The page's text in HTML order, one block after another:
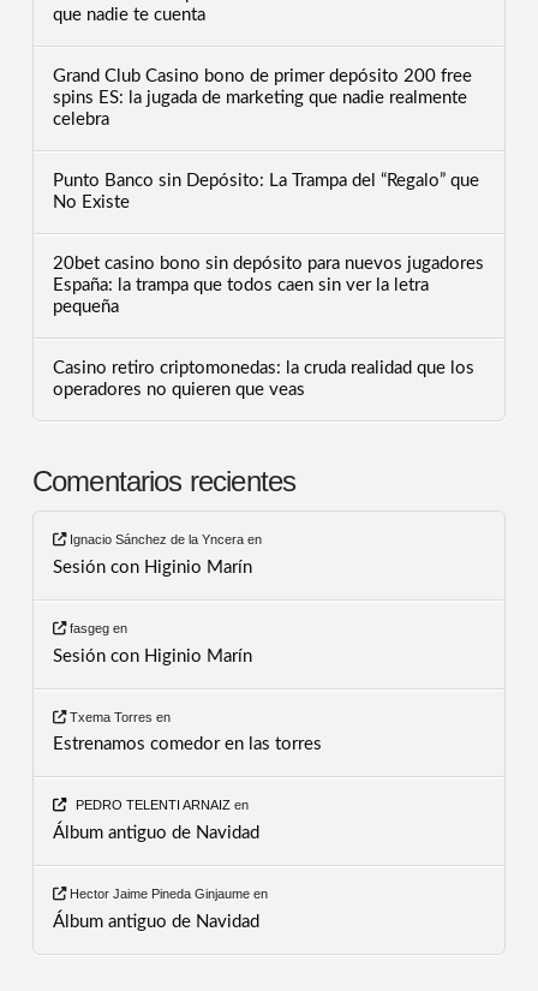
que nadie te cuenta
Grand Club Casino bono de primer depósito 200 free
spins ES: la jugada de marketing que nadie realmente
celebra
Punto Banco sin Depósito: La Trampa del “Regalo” que
No Existe
20bet casino bono sin depósito para nuevos jugadores
España: la trampa que todos caen sin ver la letra
pequeña
Casino retiro criptomonedas: la cruda realidad que los
operadores no quieren que veas
Comentarios recientes
Ignacio Sánchez de la Yncera en
Sesión con Higinio Marín
fasgeg en
Sesión con Higinio Marín
Txema Torres en
Estrenamos comedor en las torres
PEDRO TELENTI ARNAIZen
Álbum antiguo de Navidad
Hector Jaime Pineda Ginjaume en
Álbum antiguo de Navidad